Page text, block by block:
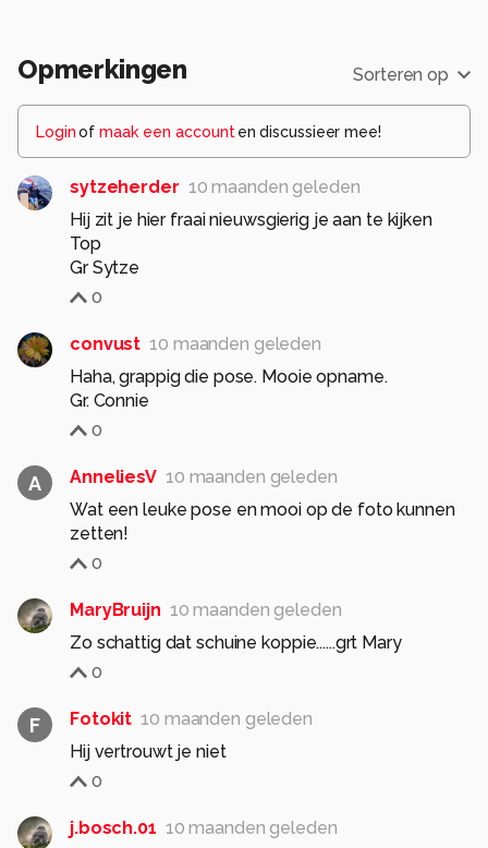
Opmerkingen Sorteren op
Loginof maak een account en discussieer mee!
sytzeherder 10 maanden geleden
Hij zit je hier fraai nieuwsgierig je aan te kijken
Top
Gr Sytze
0
convust 10 maanden geleden
Haha, grappig die pose. Mooie opname.
Gr. Connie
0
A AnneliesV 10 maanden geleden
Wat een leuke pose en mooi op de foto kunnen
zetten!
0
MaryBruijn 10 maanden geleden
Zo schattig dat schuine koppie......grt Mary
0
F Fotokit 10 maanden geleden
Hij vertrouwt je niet
0
j.bosch.01 10 maanden geleden